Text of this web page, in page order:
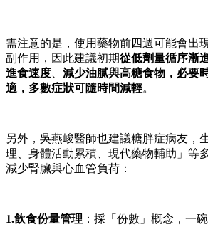
需注意的是，使用藥物前四週可能會出
副作用，因此建議初期從低劑量循序漸
進食速度
減少油膩與高糖食物，必要
適，多數症狀可隨時間減輕。
另外，吳燕峻醫師也建議糖胖症病友，
理、身體活動累積、現代藥物輔助」等
減少腎臟與心血管負荷：
1.飲食份量管理 ：採「份數」概念，一